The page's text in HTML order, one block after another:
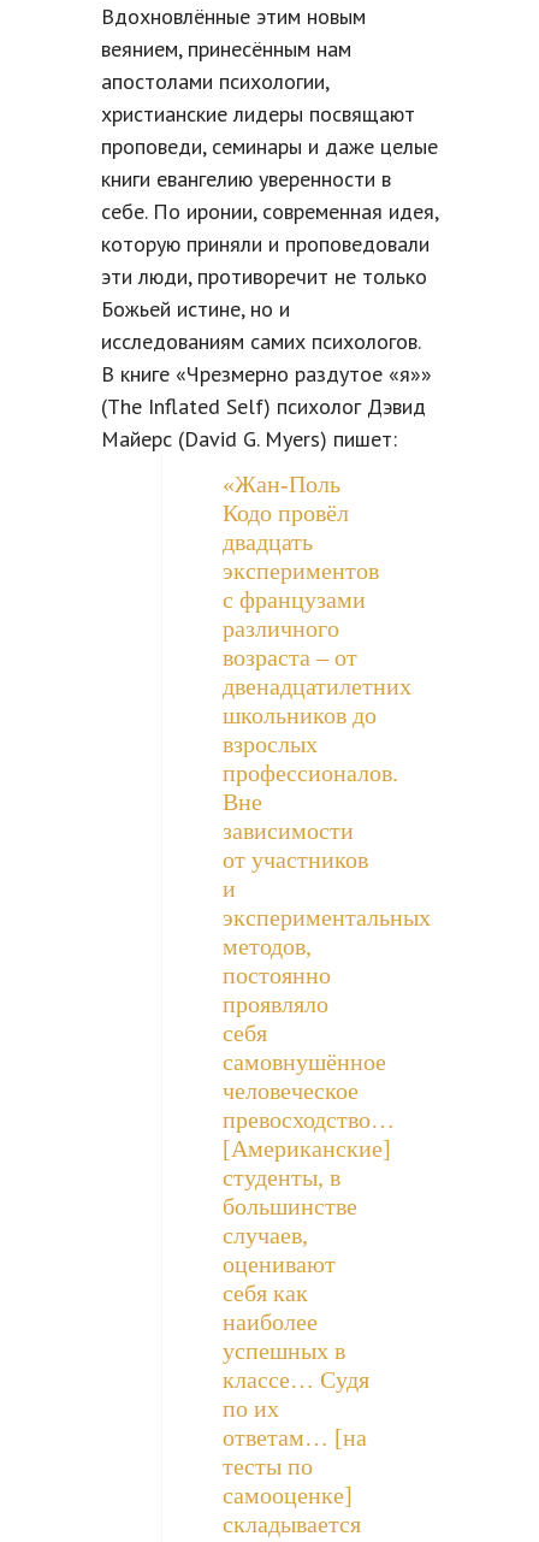
Вдохновлённые этим новым
веянием, принесённым нам
апостолами психологии,
христианские лидеры посвящают
проповеди, семинары и даже целые
книги евангелию уверенности в
себе. По иронии, современная идея,
которую приняли и проповедовали
эти люди, противоречит не только
Божьей истине, но и
исследованиям самих психологов.
В книге «Чрезмерно раздутое «я»»
(The Inflated Self) психолог Дэвид
Майерс (David G. Myers) пишет:
«Жан-Поль
Кодо провёл
двадцать
экспериментов
с французами
различного
возраста – от
двенадцатилетних
школьников до
взрослых
профессионалов.
Вне
зависимости
от участников
и
экспериментальных
методов,
постоянно
проявляло
себя
самовнушённое
человеческое
превосходство…
[Американские]
студенты, в
большинстве
случаев,
оценивают
себя как
наиболее
успешных в
классе… Судя
по их
ответам… [на
тесты по
самооценке]
складывается